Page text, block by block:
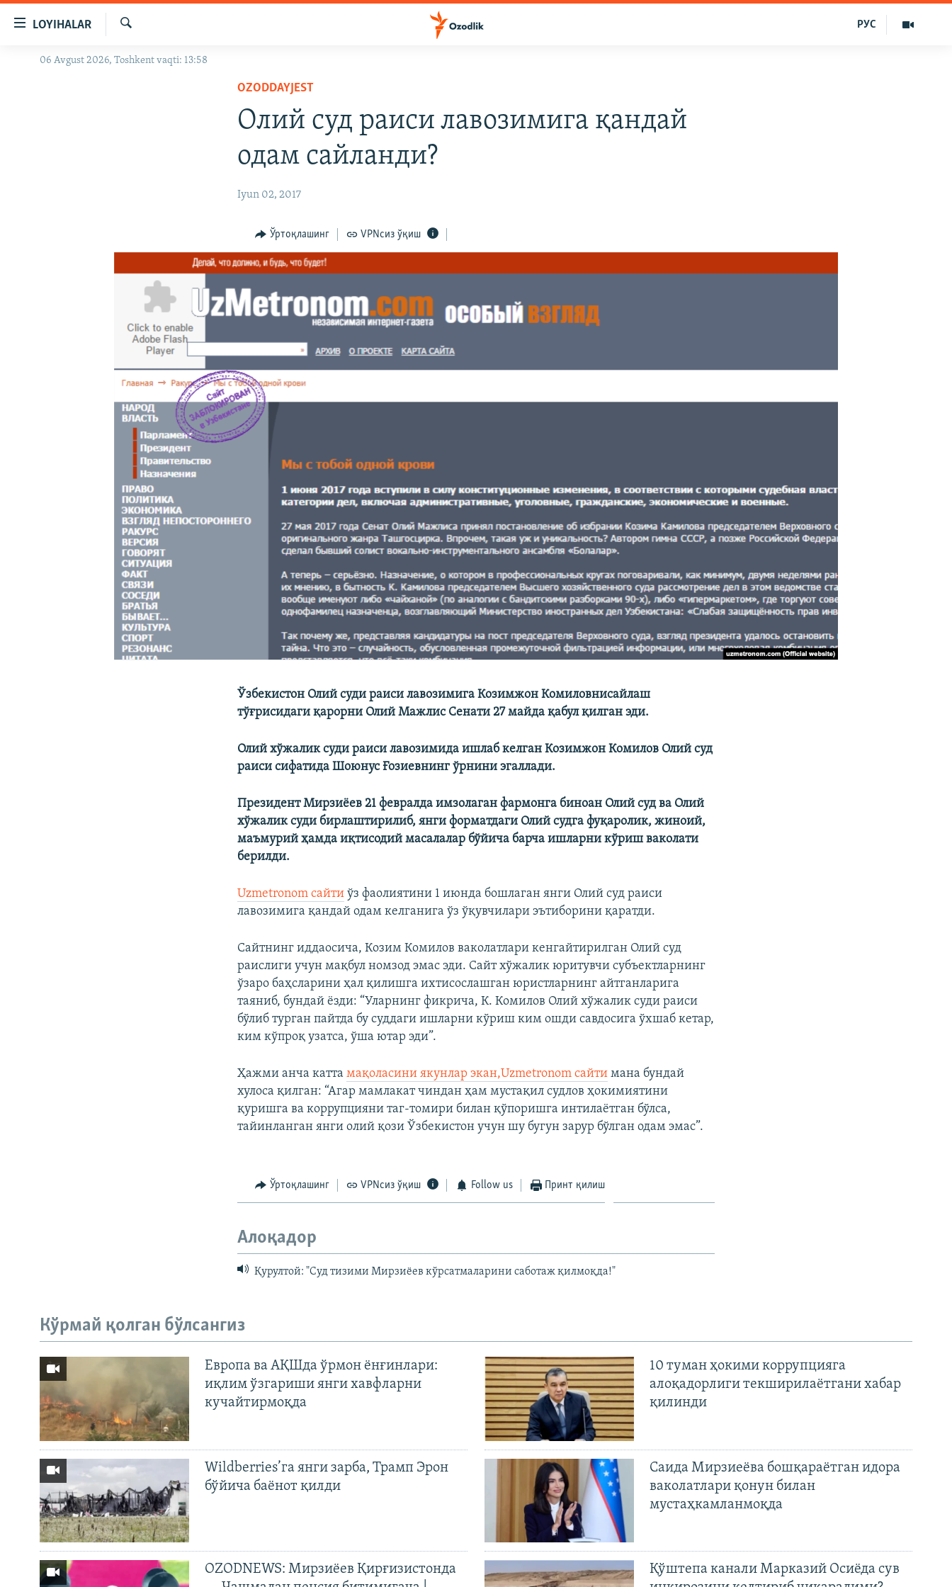
Бош
LOYIHALAR
OZODLIK SURISHTIRUVLARI
Излаш
РУС
06 Avgust 2026, Toshkent vaqti: 13:58
OZODDAYJEST
Олий суд раиси лавозимига қандай
одам сайланди?
Iyun 02, 2017
Ўртоқлашинг VPNсиз ўқиш
Ўзбекистон Олий суди раиси лавозимига Козимжон Комиловнисайлаш
тўғрисидаги қарорни Олий Мажлис Сенати 27 майда қабул қилган эди.
Олий хўжалик суди раиси лавозимида ишлаб келган Козимжон Комилов Олий суд
раиси сифатида Шоюнус Ғозиевнинг ўрнини эгаллади.
Президент Мирзиёев 21 февралда имзолаган фармонга биноан Олий суд ва Олий
хўжалик суди бирлаштирилиб, янги форматдаги Олий судга фуқаролик, жиноий,
маъмурий ҳамда иқтисодий масалалар бўйича барча ишларни кўриш ваколати
берилди.
Uzmetronom сайти ўз фаолиятини 1 июнда бошлаган янги Олий суд раиси
лавозимига қандай одам келганига ўз ўқувчилари эътиборини қаратди.
Сайтнинг иддаосича, Козим Комилов ваколатлари кенгайтирилган Олий суд
раислиги учун мақбул номзод эмас эди. Сайт хўжалик юритувчи субъектларнинг
ўзаро баҳсларини ҳал қилишга ихтисослашган юристларнинг айтганларига
таяниб, бундай ёзди: “Уларнинг фикрича, К. Комилов Олий хўжалик суди раиси
бўлиб турган пайтда бу суддаги ишларни кўриш ким ошди савдосига ўхшаб кетар,
ким кўпроқ узатса, ўша ютар эди”.
Ҳажми анча каттамақоласини якунлар экан,Uzmetronom сайти мана бундай
хулоса қилган: “Агар мамлакат чиндан ҳам мустақил судлов ҳокимиятини
қуришга ва коррупцияни таг-томири билан қўпоришга интилаётган бўлса,
тайинланган янги олий қози Ўзбекистон учун шу бугун зарур бўлган одам эмас”.
Ўртоқлашинг VPNсиз ўқиш Follow us Принт қилиш
Алоқадор
Қурултой: "Суд тизими Мирзиëев кўрсатмаларини саботаж қилмоқда!"
Кўрмай қолган бўлсангиз
Европа ва АҚШда ўрмон ёнғинлари:
иқлим ўзгариши янги хавфларни
кучайтирмоқда
Wildberries’га янги зарба, Трамп Эрон
бўйича баёнот қилди
OZODNEWS: Мирзиёев Қирғизистонда
10 туман ҳокими коррупцияга
алоқадорлиги текширилаётгани хабар
қилинди
Саида Мирзиеёва бошқараётган идора
ваколатлари қонун билан
мустаҳкамланмоқда
Қўштепа канали Марказий Осиёда сув